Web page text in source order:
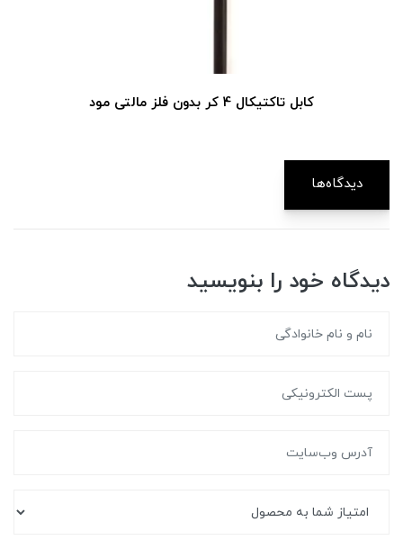
دیدگاه‌ها
دیدگاه خود را بنویسید